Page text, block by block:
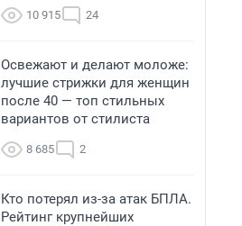
10 915 24
Освежают и делают моложе:
лучшие стрижки для женщин
после 40 — топ стильных
вариантов от стилиста
8 685 2
Кто потерял из-за атак БПЛА.
Рейтинг крупнейших